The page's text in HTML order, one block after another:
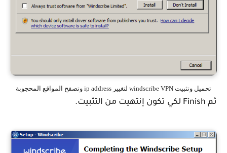
تحميل وتثبيت windscribe VPN لتغيير ip address وتصفح المواقع المحجوبة
ثم Finish لكي تكون إنتهيت من التثبيت.